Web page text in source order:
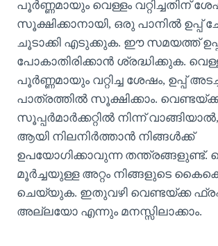
പൂർണ്ണമായും വെള്ളം വറ്റിച്ചതിന്
സൂക്ഷിക്കാനായി, ഒരു പാനിൽ ഉപ്പ്
ചൂടാക്കി എടുക്കുക. ഈ സമയത്ത്
പോകാതിരിക്കാൻ ശ്രദ്ധിക്കുക.
പൂർണ്ണമായും വറ്റിച്ച ശേഷം, ഉപ്പ്
പാത്രത്തിൽ സൂക്ഷിക്കാം.
സൂപ്പർമാർക്കറ്റിൽ നിന്ന്
ആയി നിലനിർത്താൻ നിങ്ങൾക്ക്
ഉപയോഗിക്കാവുന്ന തന്ത്രങ്ങളുണ്ട്.
മൂർച്ചയുള്ള അറ്റം നിങ്ങളുടെ
ചെയ്യുക. ഇതുവഴി വെണ്ടയ്ക്ക
അല്ലയോ എന്നും മനസ്സിലാക്കാം.